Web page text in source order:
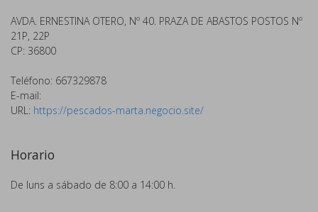
AVDA. ERNESTINA OTERO, Nº 40. PRAZA DE ABASTOS POSTOS Nº
21P, 22P
CP: 36800
Teléfono: 667329878
E-mail:
URL: https://pescados-marta.negocio.site/
Horario
De luns a sábado de 8:00 a 14:00 h.